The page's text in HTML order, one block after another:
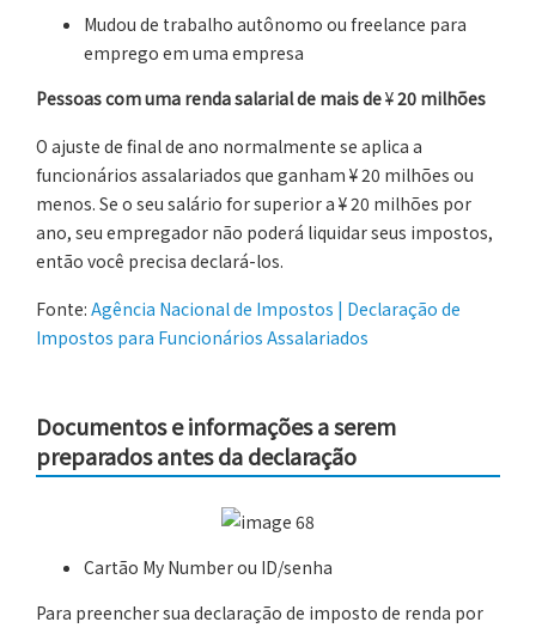
Mudou de trabalho autônomo ou freelance para
emprego em uma empresa
Pessoas com uma renda salarial de mais de¥20 milhões
O ajuste de final de ano normalmente se aplica a
funcionários assalariados que ganham ¥ 20 milhões ou
menos. Se o seu salário for superior a ¥ 20 milhões por
ano, seu empregador não poderá liquidar seus impostos,
então você precisa declará-los.
Fonte: Agência Nacional de Impostos | Declaração de
Impostos para Funcionários Assalariados
Documentos e informações a serem
preparados antes da declaração
Cartão My Number ou ID/senha
Para preencher sua declaração de imposto de renda por